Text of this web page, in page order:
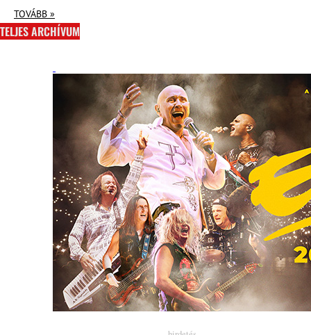
TOVÁBB »
TELJES ARCHÍVUM